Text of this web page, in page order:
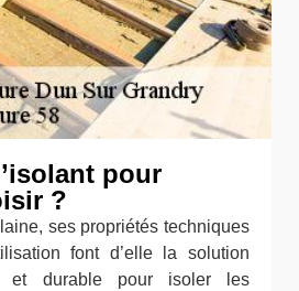
pour
?
ses propriétés techniques
font d’elle la solution
et durable pour isoler les